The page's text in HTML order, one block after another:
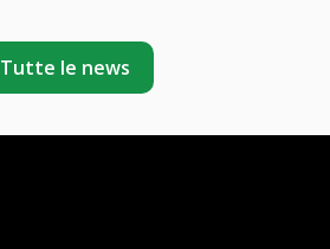
Tutte le news